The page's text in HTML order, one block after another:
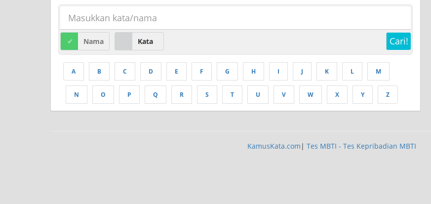
Nama Kata Cari!
A B C D E F G H I J K L M
N O P Q R S T U V W X Y Z
KamusKata.com | Tes MBTI - Tes Kepribadian MBTI